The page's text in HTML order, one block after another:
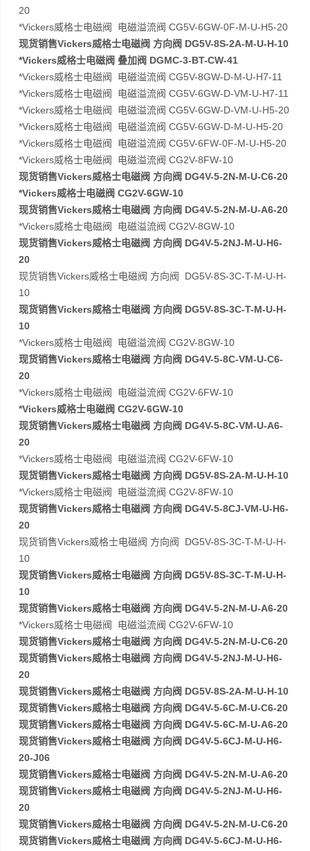
20
*Vickers威格士电磁阀 电磁溢流阀 CG5V-6GW-0F-M-U-H5-20
现货销售Vickers威格士电磁阀 方向阀 DG5V-8S-2A-M-U-H-10
*Vickers威格士电磁阀 叠加阀 DGMC-3-BT-CW-41
*Vickers威格士电磁阀 电磁溢流阀 CG5V-8GW-D-M-U-H7-11
*Vickers威格士电磁阀 电磁溢流阀 CG5V-6GW-D-VM-U-H7-11
*Vickers威格士电磁阀 电磁溢流阀 CG5V-6GW-D-VM-U-H5-20
*Vickers威格士电磁阀 电磁溢流阀 CG5V-6GW-D-M-U-H5-20
*Vickers威格士电磁阀 电磁溢流阀 CG5V-6FW-0F-M-U-H5-20
*Vickers威格士电磁阀 电磁溢流阀 CG2V-8FW-10
现货销售Vickers威格士电磁阀 方向阀 DG4V-5-2N-M-U-C6-20
*Vickers威格士电磁阀 CG2V-6GW-10
现货销售Vickers威格士电磁阀 方向阀 DG4V-5-2N-M-U-A6-20
*Vickers威格士电磁阀 电磁溢流阀 CG2V-8GW-10
现货销售Vickers威格士电磁阀 方向阀 DG4V-5-2NJ-M-U-H6-
20
现货销售Vickers威格士电磁阀 方向阀 DG5V-8S-3C-T-M-U-H-
10
现货销售Vickers威格士电磁阀 方向阀 DG5V-8S-3C-T-M-U-H-
10
*Vickers威格士电磁阀 电磁溢流阀 CG2V-8GW-10
现货销售Vickers威格士电磁阀 方向阀 DG4V-5-8C-VM-U-C6-
20
*Vickers威格士电磁阀 电磁溢流阀 CG2V-6FW-10
*Vickers威格士电磁阀 CG2V-6GW-10
现货销售Vickers威格士电磁阀 方向阀 DG4V-5-8C-VM-U-A6-
20
*Vickers威格士电磁阀 电磁溢流阀 CG2V-6FW-10
现货销售Vickers威格士电磁阀 方向阀 DG5V-8S-2A-M-U-H-10
*Vickers威格士电磁阀 电磁溢流阀 CG2V-8FW-10
现货销售Vickers威格士电磁阀 方向阀 DG4V-5-8CJ-VM-U-H6-
20
现货销售Vickers威格士电磁阀 方向阀 DG5V-8S-3C-T-M-U-H-
10
现货销售Vickers威格士电磁阀 方向阀 DG5V-8S-3C-T-M-U-H-
10
现货销售Vickers威格士电磁阀 方向阀 DG4V-5-2N-M-U-A6-20
*Vickers威格士电磁阀 电磁溢流阀 CG2V-6FW-10
现货销售Vickers威格士电磁阀 方向阀 DG4V-5-2N-M-U-C6-20
现货销售Vickers威格士电磁阀 方向阀 DG4V-5-2NJ-M-U-H6-
20
现货销售Vickers威格士电磁阀 方向阀 DG5V-8S-2A-M-U-H-10
现货销售Vickers威格士电磁阀 方向阀 DG4V-5-6C-M-U-C6-20
现货销售Vickers威格士电磁阀 方向阀 DG4V-5-6C-M-U-A6-20
现货销售Vickers威格士电磁阀 方向阀 DG4V-5-6CJ-M-U-H6-
20-J06
现货销售Vickers威格士电磁阀 方向阀 DG4V-5-2N-M-U-A6-20
现货销售Vickers威格士电磁阀 方向阀 DG4V-5-2NJ-M-U-H6-
20
现货销售Vickers威格士电磁阀 方向阀 DG4V-5-2N-M-U-C6-20
现货销售Vickers威格士电磁阀 方向阀 DG4V-5-6CJ-M-U-H6-